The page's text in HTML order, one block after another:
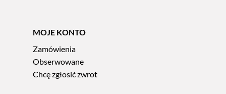
MOJE KONTO
Zamówienia
Obserwowane
Chcę zgłosić zwrot